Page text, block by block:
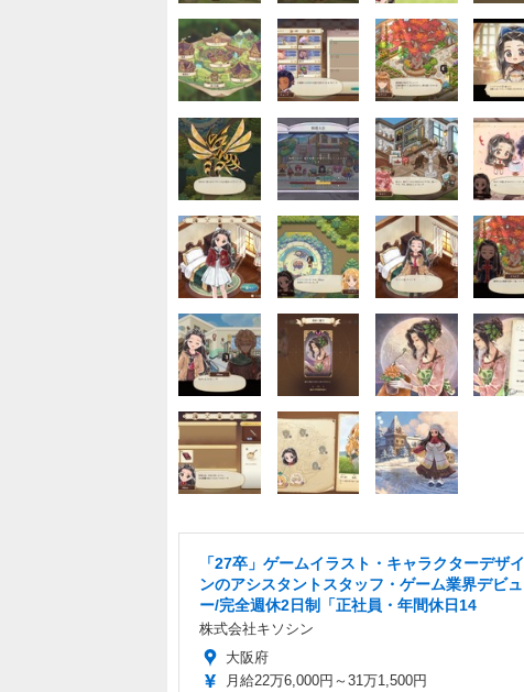
「27卒」ゲームイラスト・キャラクターデザイ
ンのアシスタントスタッフ・ゲーム業界デビュ
ー/完全週休2日制「正社員・年間休日14
株式会社キソシン
大阪府
月給22万6,000円～31万1,500円